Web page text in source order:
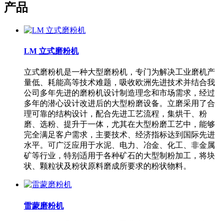
产品
LM 立式磨粉机
立式磨粉机是一种大型磨粉机，专门为解决工业磨机产
量低、耗能高等技术难题，吸收欧洲先进技术并结合我
公司多年先进的磨粉机设计制造理念和市场需求，经过
多年的潜心设计改进后的大型粉磨设备。立磨采用了合
理可靠的结构设计，配合先进工艺流程，集烘干、粉
磨、选粉、提升于一体，尤其在大型粉磨工艺中，能够
完全满足客户需求，主要技术、经济指标达到国际先进
水平。可广泛应用于水泥、电力、冶金、化工、非金属
矿等行业，特别适用于各种矿石的大型制粉加工，将块
状、颗粒状及粉状原料磨成所要求的粉状物料。
雷蒙磨粉机